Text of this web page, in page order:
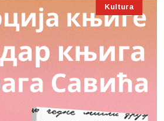
Kultura